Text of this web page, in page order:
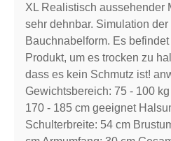
XL Realistisch aussehender
sehr dehnbar. Simulation
Bauchnabelform. Es
Produkt, um es trocken zu
dass es kein Schmutz ist!
Gewichtsbereich: 75 - 100
170 - 185 cm geeignet
Schulterbreite: 54 cm